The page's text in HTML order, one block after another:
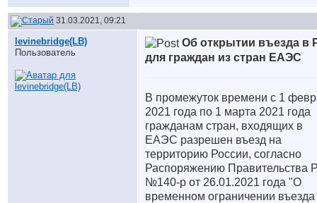
31.03.2021, 09:21
levinebridge(LB)
Пользователь
Об открытии въезда в
для граждан из стран ЕАЭС
В промежуток времени с 1
2021 года по 1 марта 2021 года
гражданам стран, входящих в
ЕАЭС разрешен въезд на
территорию России, согласно
Распоряжению Правительства
№140-р от 26.01.2021 года "О
временном ограничении въезда